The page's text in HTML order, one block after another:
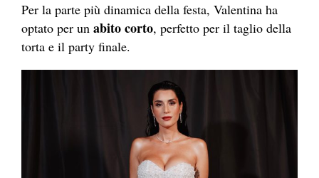
Per la parte più dinamica della festa, Valentina ha
optato per un abito corto, perfetto per il taglio della
torta e il party finale.